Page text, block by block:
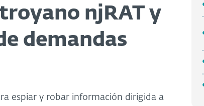
njRAT y
demandas
espiar y robar información dirigida a